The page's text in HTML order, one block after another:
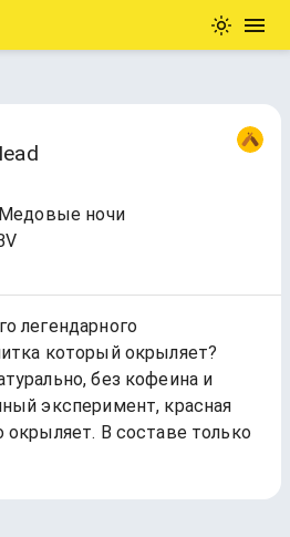
ночи
легендарного
который окрыляет?
без кофеина и
эксперимент, красная
окрыляет. В составе только